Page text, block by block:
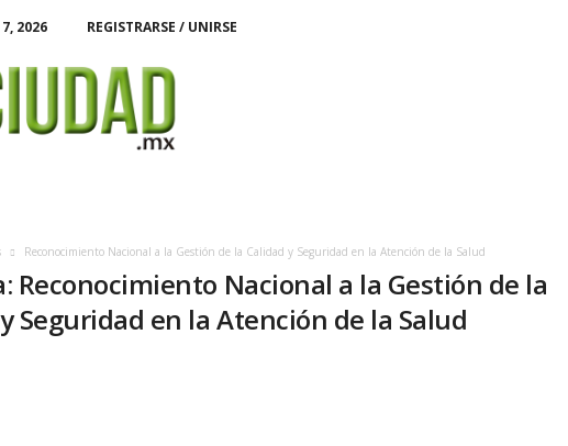
2026 REGISTRARSE / UNIRSE
Reconocimiento Nacional a la Gestión de la Calidad y Seguridad en la Atención de la Salud
Reconocimiento Nacional a la Gestión de la
Seguridad en la Atención de la Salud